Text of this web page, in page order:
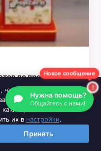
по продаже
имеет значение
Нужна помощь?
Общайтесь с нами!
Новое сообщение
обеспечить вам
нашим сайтом. Вы
файлы cookie мы
их в настройки.
Принять